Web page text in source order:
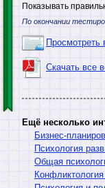
Показывать
По окончании
Просмотреть
Скачать все
Ещё несколько
Бизнес-
Психология
Общая